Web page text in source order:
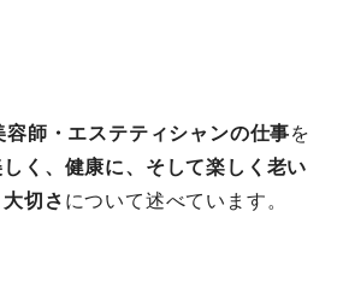
容師・エステティシャンの仕事を
しく、健康に、そして楽しく老い
切さ について述べています。